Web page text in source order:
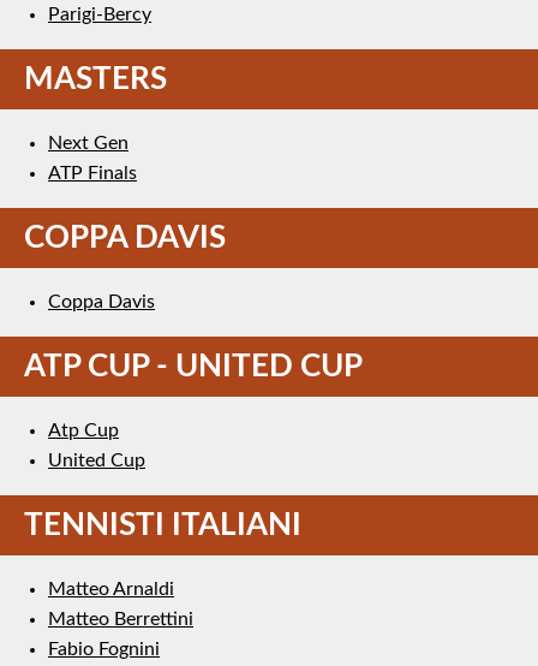
Parigi-Bercy
MASTERS
Next Gen
ATP Finals
COPPA DAVIS
Coppa Davis
ATP CUP - UNITED CUP
Atp Cup
United Cup
TENNISTI ITALIANI
Matteo Arnaldi
Matteo Berrettini
Fabio Fognini